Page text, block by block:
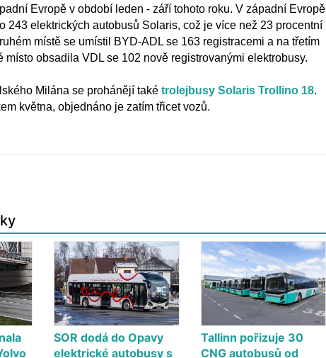
Evropě v období leden - září tohoto roku. V západní Evropě
243 elektrických autobusů Solaris, což je více než 23 procentní
místě se umístil BYD-ADL se 163 registracemi a na třetím
místo obsadila VDL se 102 nově registrovanými elektrobusy.
Milána se prohánějí také trolejbusy Solaris Trollino 18.
května, objednáno je zatím třicet vozů.
SOR dodá do Opavy
elektrické autobusy s
Tallinn pořizuje 30
CNG autobusů od